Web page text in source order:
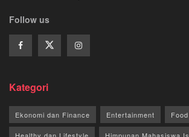
Follow us
Kategori
Ekonomi dan Finance Entertainment
Healthy dan Lifestyle Himpunan Mahasiswa